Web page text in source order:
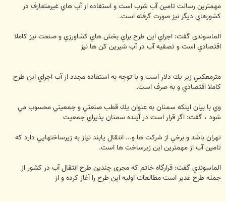
مهمترين رسالت تامين آب شرب است و استفاده از آب هاي غيرمتعارف در
كشورهاي ديگر نيز صورت گرفته است.
الماسوندی گفت: اجراي اين طرح براي بخش هاي كشاورزي و صنعت نيز كاملا
اقتصادي است و تصفيه آب در آب شيرين كن ها نيز
مترمعكبي زير يك دلار است و با توجه به استفاده مجدد از آب اجراي اين طرح
كاملا اقتصادي و به صرف است.
وي با بيان اينكه سمنان به عنوان يك قطب صنعتي و جمعيتي محسوب مي
شود ، گفت: اگر قرار است در آينده سمنان پذيراي جمعيت
تهران باشد و برخي از شركت ها و... انتقال يابند نياز به زيرساختهايي دارد كه
تامين آب از مهمترين اين زيرساخت ها است.
الماسوندي گفت: قرارگاه خاتم كه مجری چندين طرح انتقال آب در كشور از
جمله طرح غدير است مطالعات اوليه اين طرح را آغاز كرده و از